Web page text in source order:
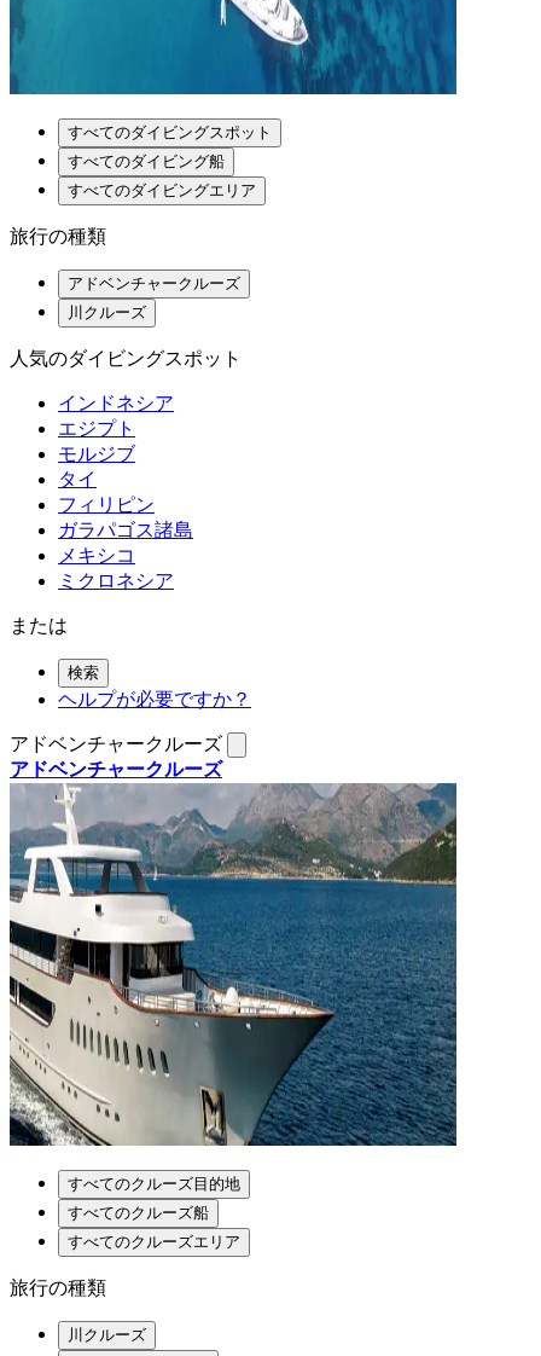
すべてのダイビングスポット
すべてのダイビング船
すべてのダイビングエリア
旅行の種類
アドベンチャークルーズ
川クルーズ
人気のダイビングスポット
インドネシア
エジプト
モルジブ
タイ
フィリピン
ガラパゴス諸島
メキシコ
ミクロネシア
または
検索
ヘルプが必要ですか？
アドベンチャークルーズ
アドベンチャークルーズ
すべてのクルーズ目的地
すべてのクルーズ船
すべてのクルーズエリア
旅行の種類
川クルーズ